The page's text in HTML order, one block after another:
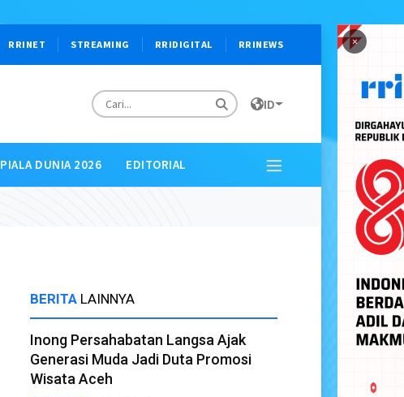
×
RRINET STREAMING RRIDIGITAL RRINEWS
ID
PIALA DUNIA 2026 EDITORIAL
BERITA LAINNYA
Inong Persahabatan Langsa Ajak
Generasi Muda Jadi Duta Promosi
Wisata Aceh